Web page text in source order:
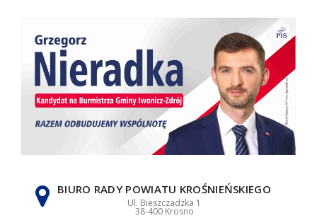
BIURO RADY POWIATU KROŚNIEŃSKIEGO
Ul. Bieszczadzka 1
38-400 Krosno